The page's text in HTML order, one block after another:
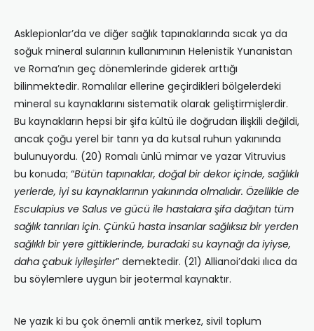
Asklepionlar’da ve diğer sağlık tapınaklarında sıcak ya da
soğuk mineral sularının kullanımının Helenistik Yunanistan
ve Roma’nın geç dönemlerinde giderek arttığı
bilinmektedir. Romalılar ellerine geçirdikleri bölgelerdeki
mineral su kaynaklarını sistematik olarak geliştirmişlerdir.
Bu kaynakların hepsi bir şifa kültü ile doğrudan ilişkili değildi,
ancak çoğu yerel bir tanrı ya da kutsal ruhun yakınında
bulunuyordu. (20) Romalı ünlü mimar ve yazar Vitruvius
bu konuda; “Bütün tapınaklar, doğal bir dekor içinde, sağlıklı
yerlerde, iyi su kaynaklarının yakınında olmalıdır. Özellikle de
Esculapius ve Salus ve gücü ile hastalara şifa dağıtan tüm
sağlık tanrıları için. Çünkü hasta insanlar sağlıksız bir yerden
sağlıklı bir yere gittiklerinde, buradaki su kaynağı da iyiyse,
daha çabuk iyileşirler” demektedir. (21) Allianoi’daki ılıca da
bu söylemlere uygun bir jeotermal kaynaktır.
Ne yazık ki bu çok önemli antik merkez, sivil toplum